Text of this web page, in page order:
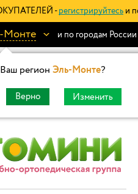
- регистрируйтесь и
Монте
Ваш регион Эль-Монте?
Верно Изменить
и по городам России
Информационный